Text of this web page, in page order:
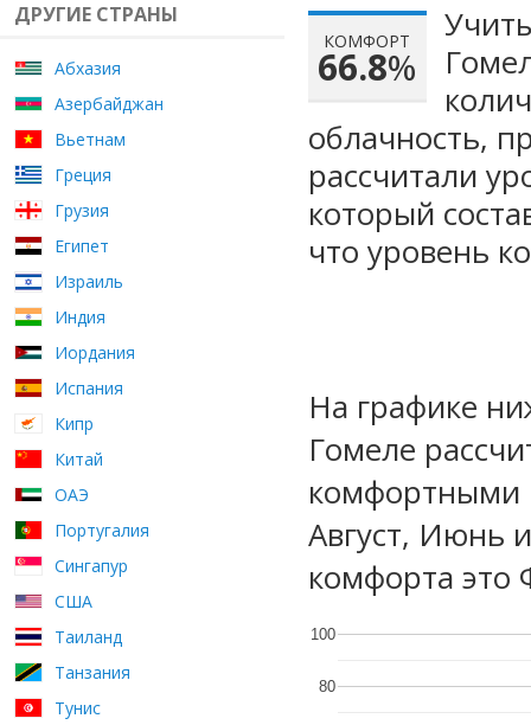
ДРУГИЕ СТРАНЫ
Абхазия
Азербайджан
Вьетнам
Греция
Грузия
Египет
Израиль
Индия
Иордания
Испания
Кипр
Китай
ОАЭ
Португалия
Сингапур
США
Таиланд
Танзания
Тунис
КОМФОРТ
66.8%
облачность,
рассчитали
который
что уровень
На графике
Гомеле
комфортными
Август, Июнь
комфорта это
80
100